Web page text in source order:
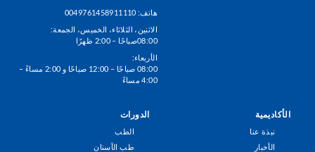
هاتف: 0049761458911110
الاثنين، الثلاثاء، الخميس، الجمعة:
08:00صباحًا – 2:00 ظهرًا
الأربعاء:
08:00 صباحًا – 12:00 صباحًا و 2:00 مساءً –
4:00 مساءً
Footer
Menu
الدورات
الطب
طب الأسنان
الأكاديمية
نبذة عنا
الأخبار